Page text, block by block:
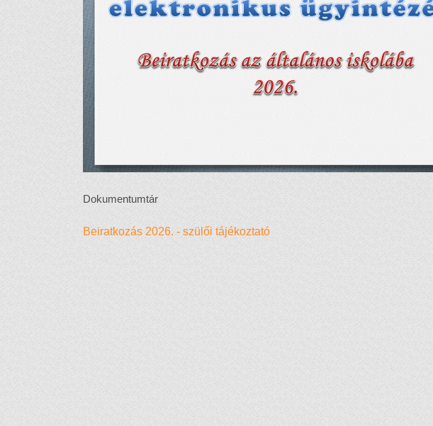
Dokumentumtár
Beiratkozás 2026. - szülői tájékoztató